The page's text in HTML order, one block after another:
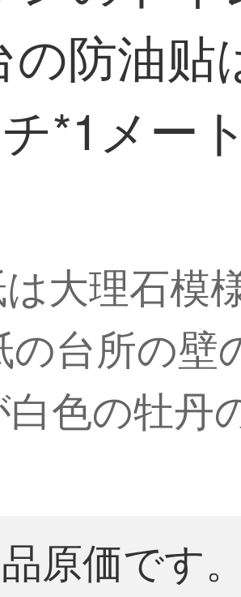
防油贴
*1メー
大理石模
台所の壁
色の牡丹
原価です